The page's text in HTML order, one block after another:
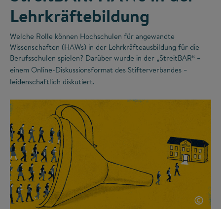
Lehrkräftebildung
Welche Rolle können Hochschulen für angewandte
Wissenschaften (HAWs) in der Lehrkräfteausbildung für die
Berufsschulen spielen? Darüber wurde in der „StreitBAR“ –
einem Online-Diskussionsformat des Stifterverbandes –
leidenschaftlich diskutiert.
©